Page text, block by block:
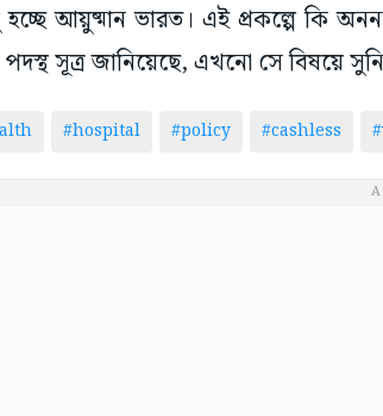
হচ্ছে আয়ুষ্মান ভারত। এই প্রকল্পে কি
সূত্র জানিয়েছে, এখনো সে বিষয়ে
#hospital #policy #cashless